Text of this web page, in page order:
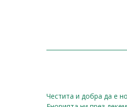
Честита и добра да е